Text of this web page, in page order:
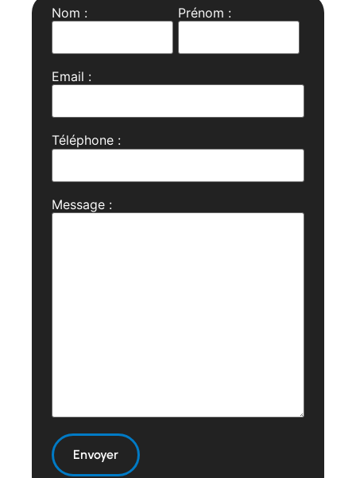
Nom : Prénom :
Email :
Téléphone :
Message :